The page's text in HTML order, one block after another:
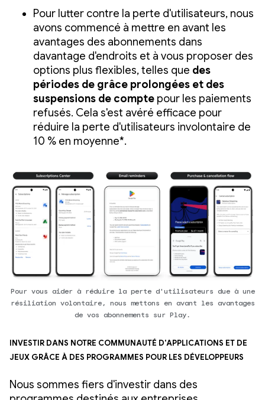
Pour lutter contre la perte d'utilisateurs, nous
avons commencé à mettre en avant les
avantages des abonnements dans
davantage d'endroits et à vous proposer des
options plus flexibles, telles que des
périodes de grâce prolongées et des
suspensions de compte pour les paiements
refusés. Cela s'est avéré efficace pour
réduire la perte d'utilisateurs involontaire de
10 % en moyenne*.
Pour vous aider à réduire la perte d'utilisateurs due à une
résiliation volontaire, nous mettons en avant les avantages
de vos abonnements sur Play.
Investir dans notre communauté d'applications et de
jeux grâce à des programmes pour les développeurs
Nous sommes fiers d'investir dans des